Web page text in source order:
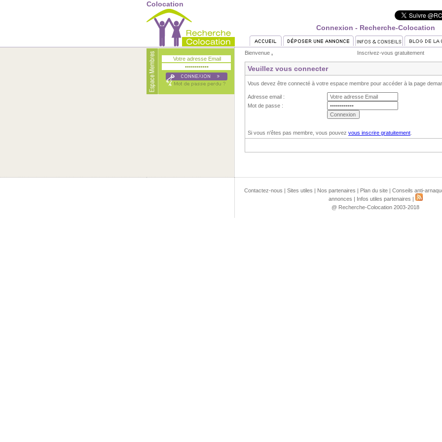
Colocation
Connexion - Recherche-Colocation
Bienvenue , Inscrivez-vous gratuitement
Veuillez vous connecter
Vous devez être connecté à votre espace membre pour accéder à la page
Adresse email :
Mot de passe :
Si vous n'êtes pas membre, vous pouvez vous inscrire gratuitement
Contactez-nous | Sites utiles | Nos partenaires | Plan du site| Conseils anti-
annonces | Infos utiles partenaires |
@ Recherche-Colocation 2003-2018